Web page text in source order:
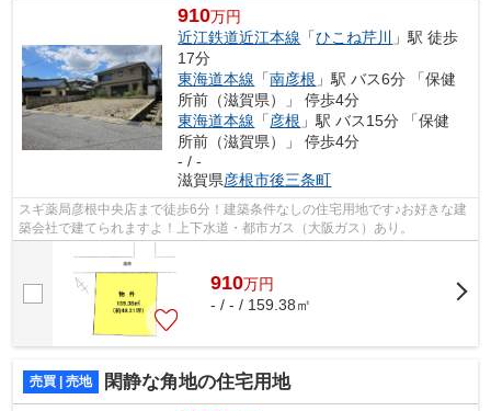
910万円
近江鉄道近江本線 「ひこね芹川
」駅 徒歩
17分
東海道本線 「南彦根 」駅 バス6分 「保健
所前（滋賀県）」 停歩4分
東海道本線 「彦根 」駅 バス15分 「保健
所前（滋賀県）」 停歩4分
- / -
滋賀県彦根市後三条町
スギ薬局彦根中央店まで徒歩6分！建築条件なしの住宅用地です♪お好きな建
築会社で建てられますよ！上下水道・都市ガス（大阪ガス）あり。
910万円
- / - / 159.38㎡
売買 | 売地 閑静な角地の住宅用地